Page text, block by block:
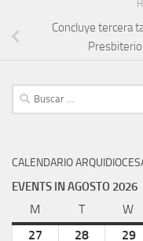
Concluye tercera
Buscar:
CALENDARIO
EVENTS IN AGOSTO 2026
M Tmartes W
27
28 29